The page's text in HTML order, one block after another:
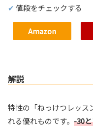
値段をチェックする
Amazon
解説
特性の「ねっけつレッス
れる優れものです。 -30